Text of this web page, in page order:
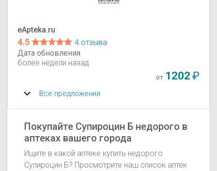
eApteka.ru
4.5
4 отзыва
Дата обновления
более недели назад
от 1202₽
Все предложения
Покупайте Супироцин Б недорого в
аптеках вашего города
Ищите в какой аптеке купить недорого
Супироцин Б? Просмотрите наш список аптек